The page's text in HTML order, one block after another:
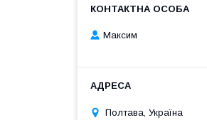
Максим
Полтава, Україна